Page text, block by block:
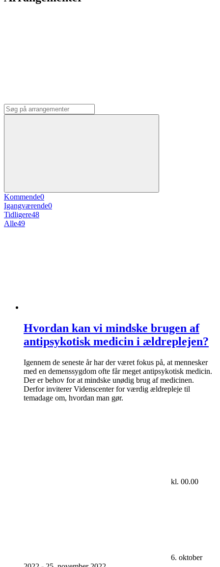
Kommende0
Igangværende0
Tidligere48
Alle49
Hvordan kan vi mindske brugen af
antipsykotisk medicin i ældreplejen?
Igennem de seneste år har der været fokus på, at mennesker
med en demenssygdom ofte får meget antipsykotisk medicin.
Der er behov for at mindske unødig brug af medicinen.
Derfor inviterer Videnscenter for værdig ældrepleje til
temadage om, hvordan man gør.
kl. 00.00
6. oktober